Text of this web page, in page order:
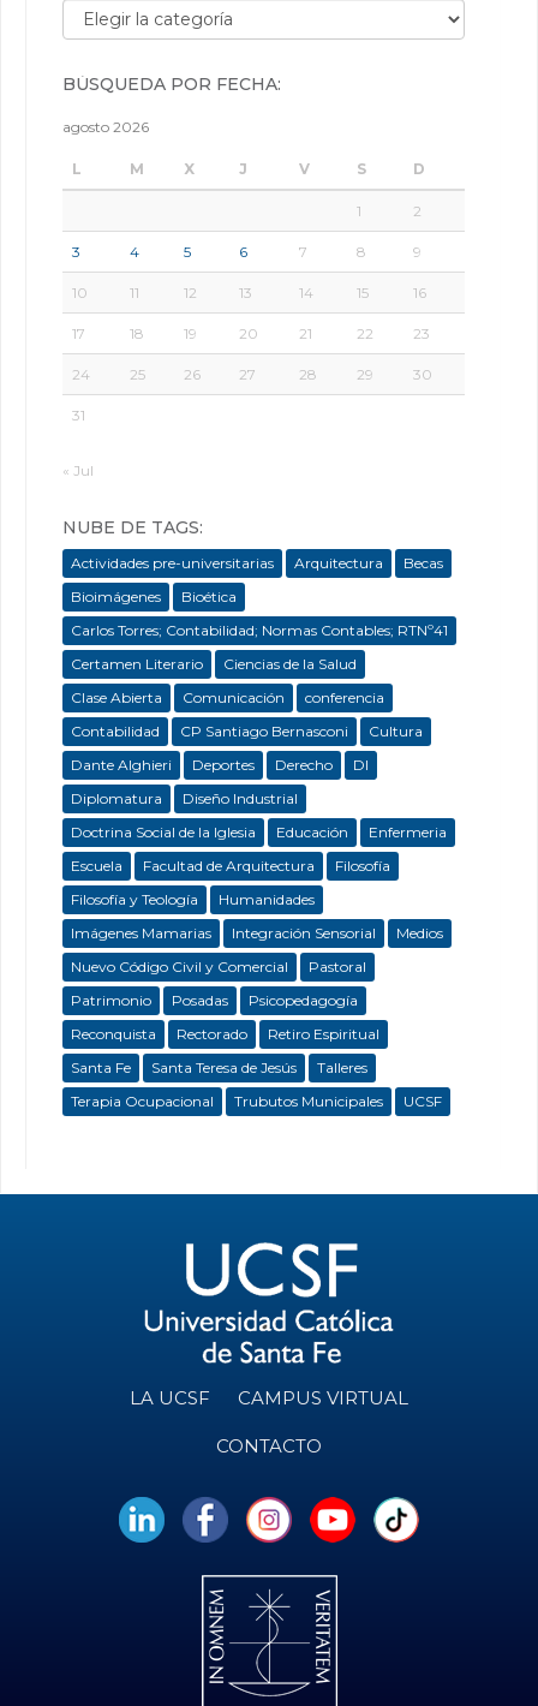
Búsqueda por categorías:
BÚSQUEDA POR FECHA:
agosto 2026
L M X J V S D
1 2
3 4 5 6 7 8 9
10 11 12 13 14 15 16
17 18 19 20 21 22 23
24 25 26 27 28 29 30
31
« Jul
NUBE DE TAGS:
Actividades pre-universitarias Arquitectura
Becas
Bioimágenes
Bioética
Carlos Torres; Contabilidad; Normas Contables; RTNº41
Certamen Literario
Ciencias de la Salud
Clase Abierta
Comunicación
conferencia
Contabilidad
CP Santiago Bernasconi
Cultura
Dante Alghieri
Deportes Derecho
DI
Diplomatura
Diseño Industrial
Doctrina Social de la Iglesia
Educación
Enfermeria
Escuela
Facultad de Arquitectura
Filosofía
Filosofía y Teología
Humanidades
Imágenes Mamarias
Integración Sensorial
Medios
Nuevo Código Civil y Comercial
Pastoral
Patrimonio
Posadas
Psicopedagogía
Reconquista
Rectorado
Retiro Espiritual
Santa Fe
Santa Teresa de Jesús
Talleres
Terapia Ocupacional
Trubutos Municipales UCSF
LA UCSF CAMPUS VIRTUAL
CONTACTO